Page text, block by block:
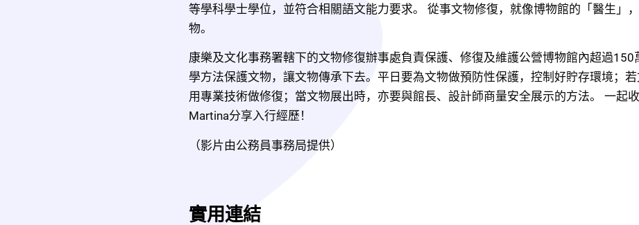
等學科學士學位，並符合相關語文能力要求。 從事文物修復，就像博物館的「醫生」
物。
康樂及文化事務署轄下的文物修復辦事處負責保護、修復及維護公營博物館內超過150
學方法保護文物，讓文物傳承下去。平日要為文物做預防性保護，控制好貯存環境；
用專業技術做修復；當文物展出時，亦要與館長、設計師商量安全展示的方法。 一起
Martina分享入行經歷！
（影片由公務員事務局提供）
實用連結